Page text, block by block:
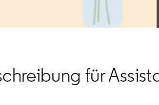
für